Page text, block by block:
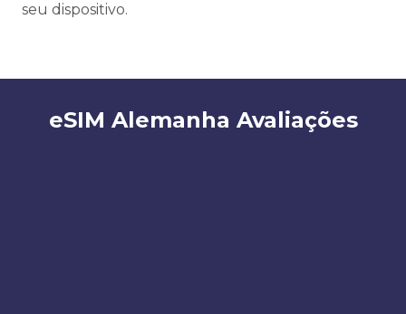
seu dispositivo.
eSIM Alemanha Avaliações